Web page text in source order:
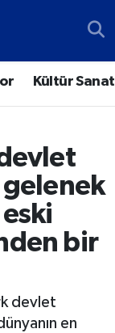
Kültür Sanat
bir
devlet
en